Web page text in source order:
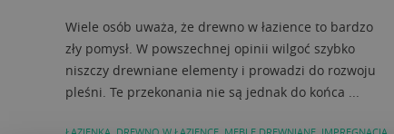
Wiele osób uważa, że drewno w łazience to bardzo
zły pomysł. W powszechnej opinii wilgoć szybko
niszczy drewniane elementy i prowadzi do rozwoju
pleśni. Te przekonania nie są jednak do końca ...